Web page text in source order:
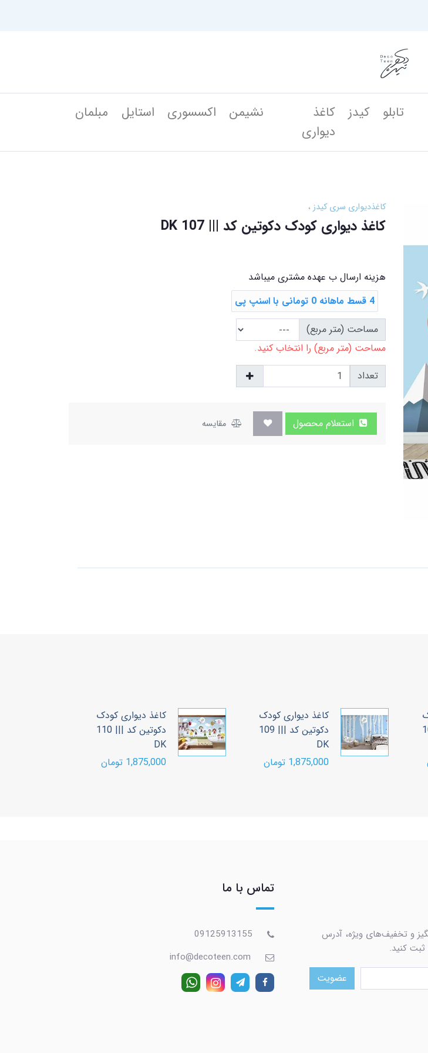
تابلو کیدز
کاغذ
دیواری
نشیمن اکسسوری استایل مبلمان
کاغذدیواری سری کیدز
کاغذ دیواری کودک دکوتین کد ||| 107 DK
هزینه ارسال ب عهده مشتری میباشد
4 قسط ماهانه 0 تومانی با اسنپ ‌پی
مساحت (متر مربع)
مساحت (متر مربع) را انتخاب کنید.
تعداد
مقایسه
کاغذ دیواری کودک
دکوتین کد ||| 109
DK
1,875,000 تومان
کاغذ دیواری کودک
دکوتین کد ||| 110
DK
1,875,000 تومان
و تخفیف‌های ویژه، آدرس
ثبت کنید.
عضویت
تماس با ما